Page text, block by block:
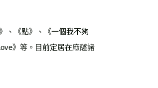
、《點》、《一個我不夠
》等。目前定居在麻薩諸